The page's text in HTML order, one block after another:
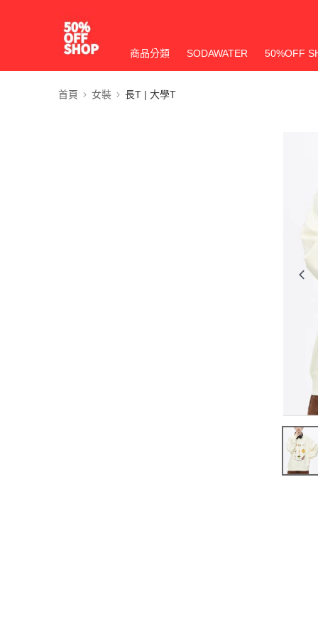
商品分類 SODAWATER 50%OFF
首頁 女裝 長T | 大學T